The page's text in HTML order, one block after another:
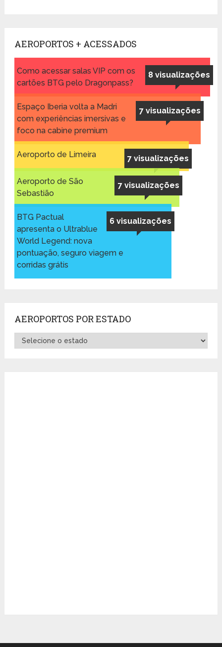
AEROPORTOS + ACESSADOS
8 visualizações
Como acessar salas VIP com os
cartões BTG pelo Dragonpass?
7 visualizações
Espaço Iberia volta a Madri
com experiências imersivas e
foco na cabine premium
7 visualizações
Aeroporto de Limeira
7 visualizações
Aeroporto de São
Sebastião
6 visualizações
BTG Pactual
apresenta o Ultrablue
World Legend: nova
pontuação, seguro viagem e
corridas grátis
AEROPORTOS POR ESTADO
Aeroportos
por